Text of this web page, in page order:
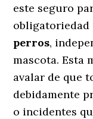
este seguro
obligatoriedad
perros,
mascota. Esta
avalar de que
debidamente
o incidentes